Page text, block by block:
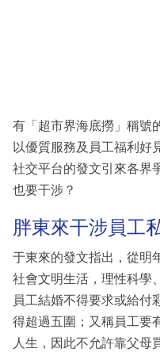
區
有「超市界海底撈」稱號
以優質服務及員工福利好
社交平台的發文引來各界
也要干涉？
胖東來干涉員工
于東來的發文指出，從明
社會文明生活，理性科學
員工結婚不得要求或給付
得超過五圍；又稱員工要
人生，因此不允許靠父母